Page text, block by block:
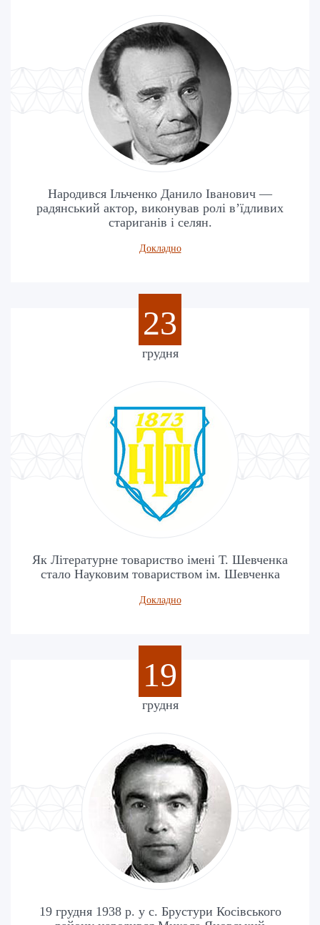
Народився Ільченко Данило Іванович —
радянський актор, виконував ролі в’їдливих
стариганів і селян.
Докладно
23
грудня
Як Літературне товариство імені Т. Шевченка
стало Науковим товариством ім. Шевченка
Докладно
19
грудня
19 грудня 1938 р. у с. Брустури Косівського